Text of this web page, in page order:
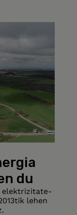
du
elektrizitate-
lehen